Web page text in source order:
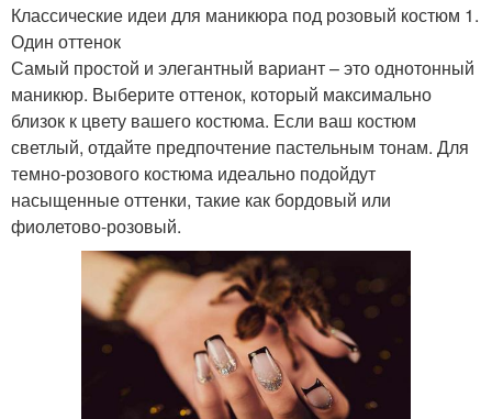
Классические идеи для маникюра под розовый костюм 1.
Один оттенок
Самый простой и элегантный вариант – это однотонный
маникюр. Выберите оттенок, который максимально
близок к цвету вашего костюма. Если ваш костюм
светлый, отдайте предпочтение пастельным тонам. Для
темно-розового костюма идеально подойдут
насыщенные оттенки, такие как бордовый или
фиолетово-розовый.